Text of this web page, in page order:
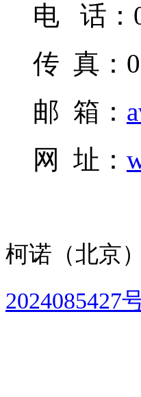
电 话：
传 真：
邮 箱：
网 址：
柯诺（北京
2024085427